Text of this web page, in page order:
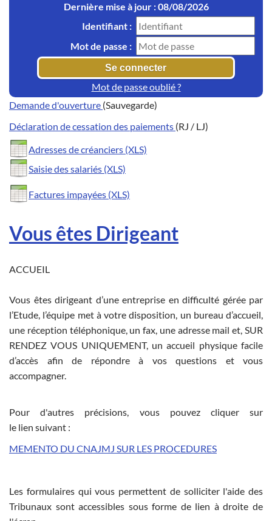
Dernière mise à jour : 08/08/2026
Identifiant :
Mot de passe :
Mot de passe oublié ?
Demande d'ouverture (Sauvegarde)
Déclaration de cessation des paiements (RJ / LJ)
Adresses de créanciers (XLS)
Saisie des salariés (XLS)
Factures impayées (XLS)
Vous êtes Dirigeant
ACCUEIL
Vous êtes dirigeant d’une entreprise en difficulté gérée par
l’Etude, l’équipe met à votre disposition, un bureau d’accueil,
une réception téléphonique, un fax, une adresse mail et, SUR
RENDEZ VOUS UNIQUEMENT, un accueil physique facile
d’accès afin de répondre à vos questions et vous
accompagner.
Pour d'autres précisions, vous pouvez cliquer sur
le lien suivant :
MEMENTO DU CNAJMJ SUR LES PROCEDURES
Les formulaires qui vous permettent de solliciter l'aide des
Tribunaux sont accessibles sous forme de lien à droite de